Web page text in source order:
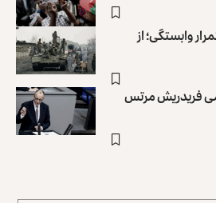
وابستگی؛ از
فریدریش مرتس